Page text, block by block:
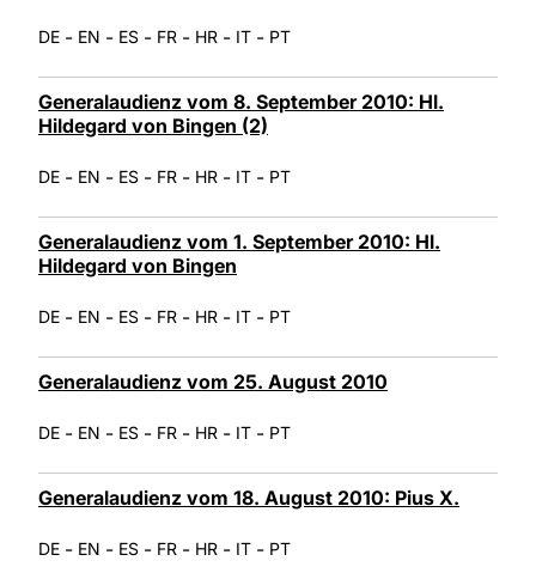
DE - EN - ES - FR - HR - IT - PT
Generalaudienz vom 8. September 2010: Hl.
Hildegard von Bingen (2)
DE - EN - ES - FR - HR - IT - PT
Generalaudienz vom 1. September 2010: Hl.
Hildegard von Bingen
DE - EN - ES - FR - HR - IT - PT
Generalaudienz vom 25. August 2010
DE - EN - ES - FR - HR - IT - PT
Generalaudienz vom 18. August 2010: Pius X.
DE - EN - ES - FR - HR - IT - PT